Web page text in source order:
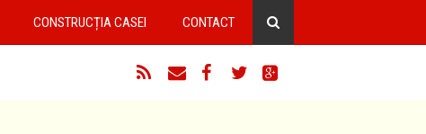
CONSTRUCȚIA CASEI CONTACT